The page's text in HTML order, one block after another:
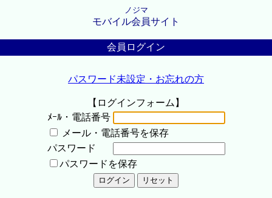
ノジマ
モバイル会員サイト
会員ログイン
パスワード未設定・お忘れの方
【ログインフォーム】
ﾒｰﾙ・電話番号
メール・電話番号を保存
パスワード
パスワードを保存